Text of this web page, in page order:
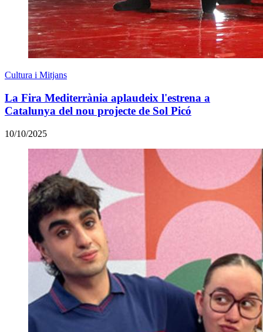
Cultura i Mitjans
La Fira Mediterrània aplaudeix l'estrena a
Catalunya del nou projecte de Sol Picó
10/10/2025